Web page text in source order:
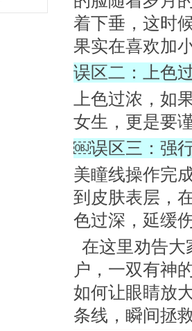
着下垂，这时
果实在喜欢加
误区二：上色
上色过浓，如
女生，更是要
￼误区三：强
美瞳线操作完
到皮肤表层，
色过深，延缓
在这里劝告大
户，一双有神
如何让眼睛放
条线，瞬间拯